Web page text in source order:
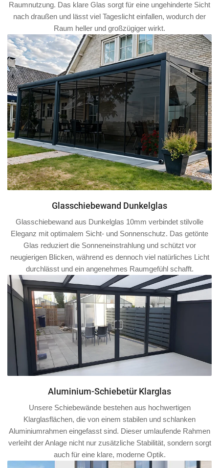
Raumnutzung. Das klare Glas sorgt für eine ungehinderte Sicht
nach draußen und lässt viel Tageslicht einfallen, wodurch der
Raum heller und großzügiger wirkt.
Glasschiebewand Dunkelglas
Glasschiebewand aus Dunkelglas 10mm verbindet stilvolle
Eleganz mit optimalem Sicht- und Sonnenschutz. Das getönte
Glas reduziert die Sonneneinstrahlung und schützt vor
neugierigen Blicken, während es dennoch viel natürliches Licht
durchlässt und ein angenehmes Raumgefühl schafft.
Aluminium-Schiebetür Klarglas
Unsere Schiebewände bestehen aus hochwertigen
Klarglasflächen, die von einem stabilen und schlanken
Aluminiumrahmen eingefasst sind. Dieser umlaufende Rahmen
verleiht der Anlage nicht nur zusätzliche Stabilität, sondern sorgt
auch für eine klare, moderne Optik.